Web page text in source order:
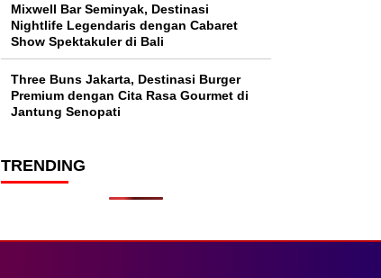
Mixwell Bar Seminyak, Destinasi
Nightlife Legendaris dengan Cabaret
Show Spektakuler di Bali
Three Buns Jakarta, Destinasi Burger
Premium dengan Cita Rasa Gourmet di
Jantung Senopati
TRENDING